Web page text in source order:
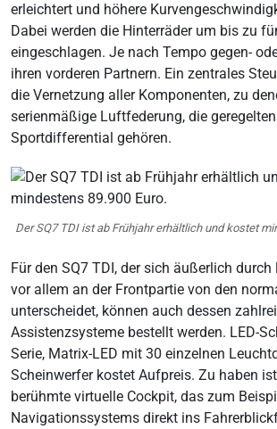
erleichtert und höhere
Dabei werden die Hinterräder um bis zu
eingeschlagen. Je nach Tempo gegen-
ihren vorderen Partnern. Ein zentrales
die Vernetzung aller Komponenten, zu
serienmäßige Luftfederung, die
Sportdifferential gehören.
Der SQ7 TDI ist ab Frühjahr erhältlich und kostet
Für den SQ7 TDI, der sich äußerlich durch
vor allem an der Frontpartie von den
unterscheidet, können auch dessen
Assistenzsysteme bestellt werden. LED-
Serie, Matrix-LED mit 30 einzelnen
Scheinwerfer kostet Aufpreis. Zu haben
berühmte virtuelle Cockpit, das zum
Navigationssystems direkt ins